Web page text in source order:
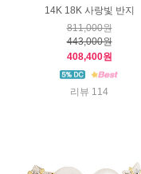
14K 18K 사랑빛 반지
811,000원
443,000원
408,400원
리뷰 114